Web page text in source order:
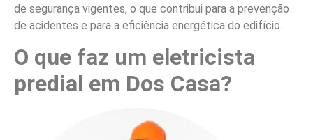
de segurança vigentes, o que contribui para a prevenção
de acidentes e para a eficiência energética do edifício.
O que faz um eletricista
predial em Dos Casa?